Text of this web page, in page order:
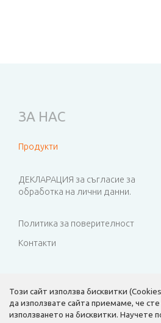
Този сайт използва бисквитки
да използвате сайта приемаме, че сте
използването на бисквитки. Научете
ЗА НАС
Продукти
ДЕКЛАРАЦИЯ за съгласие за
обработка на лични данни.
Политика за поверителност
Контакти